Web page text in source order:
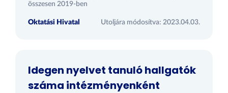
összesen 2019-ben
Oktatási Hivatal Utoljára módosítva: 2023.04.03.
Idegen nyelvet tanuló hallgatók
száma intézményenként